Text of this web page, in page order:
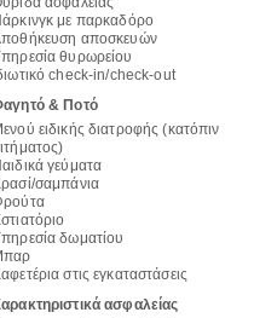
με παρκαδόρο
αποσκευών
θυρωρείου
check-in/check-out
& Ποτό
ειδικής διατροφής (κατόπιν
γεύματα
σαμπάνια
δωματίου
στις εγκαταστάσεις
ασφαλείας